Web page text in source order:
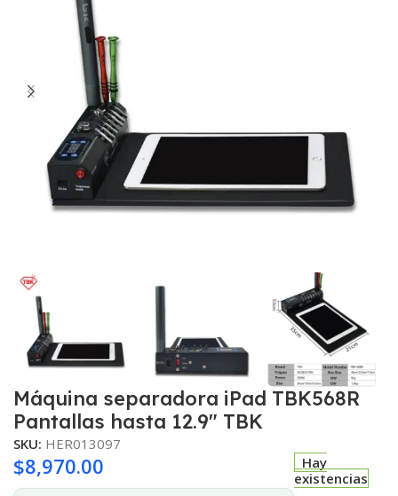
Máquina separadora iPad TBK568R
Pantallas hasta 12.9″ TBK
SKU: HER013097
$8,970.00
Hay
existencias